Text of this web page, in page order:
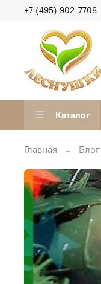
+7 (495) 902-7708
Каталог
Главная